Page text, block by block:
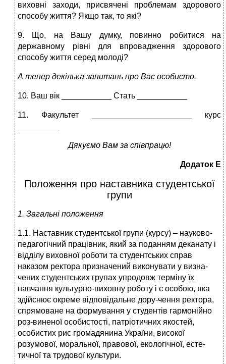
виховні заходи, присвячені проблемам здорового
способу життя? Якщо так, то які?
9. Що, на Вашу думку, повинно робитися на
державному рівні для впровадження здорового
способу життя серед молоді?
А тепер декілька запитань про Вас особисто.
10. Ваш вік ___________ Стать ___________
11. Факультет ______________________ курс
Дякуємо Вам за співпрацю!
Додаток Е
Положення про наставника студентської
групи
1. Загальні положення
1.1. Наставник студентської групи (курсу) – науково-
педагогічний працівник, який за поданням деканату і
відділу виховної роботи та студентських справ
наказом ректора призначений виконувати у визна-
чених студентських групах упродовж терміну їх
навчання культурно-виховну роботу і є особою, яка
здійснює окреме відповідальне дору-чення ректора,
спрямоване на формування у студентів гармонійно
роз-виненої особистості, патріотичних якостей,
особистих рис громадянина України, високої
розумової, моральної, правової, екологічної, есте-
тичної та трудової культури.